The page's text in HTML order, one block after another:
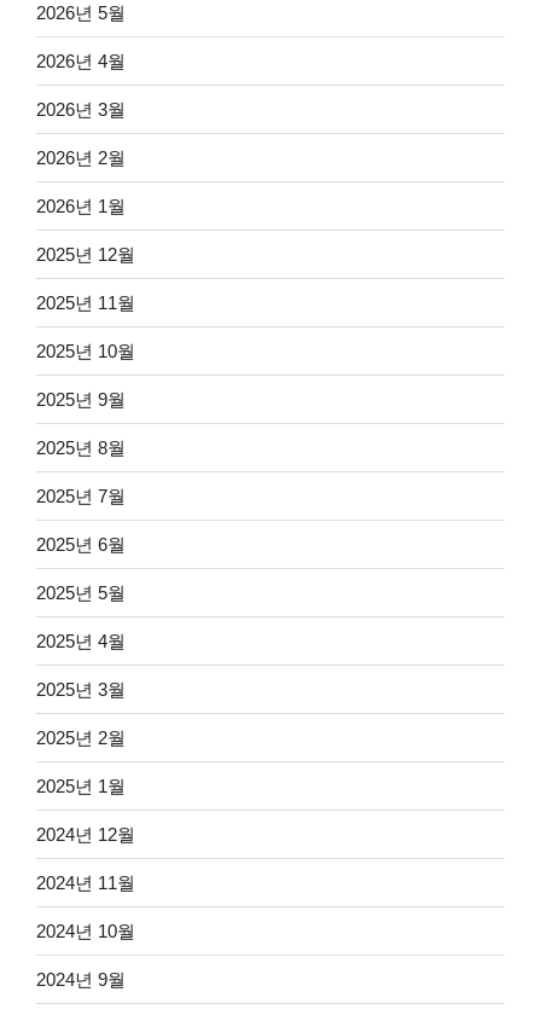
2026년 5월
2026년 4월
2026년 3월
2026년 2월
2026년 1월
2025년 12월
2025년 11월
2025년 10월
2025년 9월
2025년 8월
2025년 7월
2025년 6월
2025년 5월
2025년 4월
2025년 3월
2025년 2월
2025년 1월
2024년 12월
2024년 11월
2024년 10월
2024년 9월